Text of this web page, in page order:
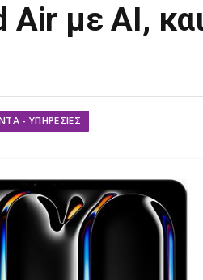
με ΑΙ,
- ΥΠΗΡΕΣΊΕΣ